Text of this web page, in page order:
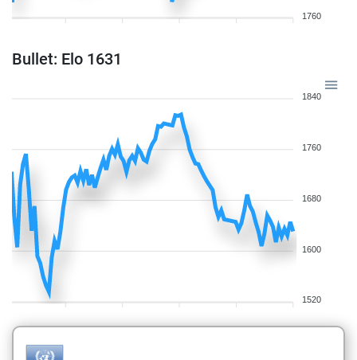
1760
Bullet: Elo 1631
1840
1760
1680
1600
1520